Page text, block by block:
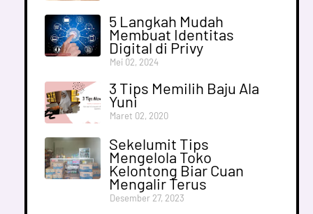
5 Langkah Mudah
Membuat Identitas
Digital di Privy
Mei 02, 2024
3 Tips Memilih Baju Ala
Yuni
Maret 02, 2020
Sekelumit Tips
Mengelola Toko
Kelontong Biar Cuan
Mengalir Terus
Desember 27, 2023